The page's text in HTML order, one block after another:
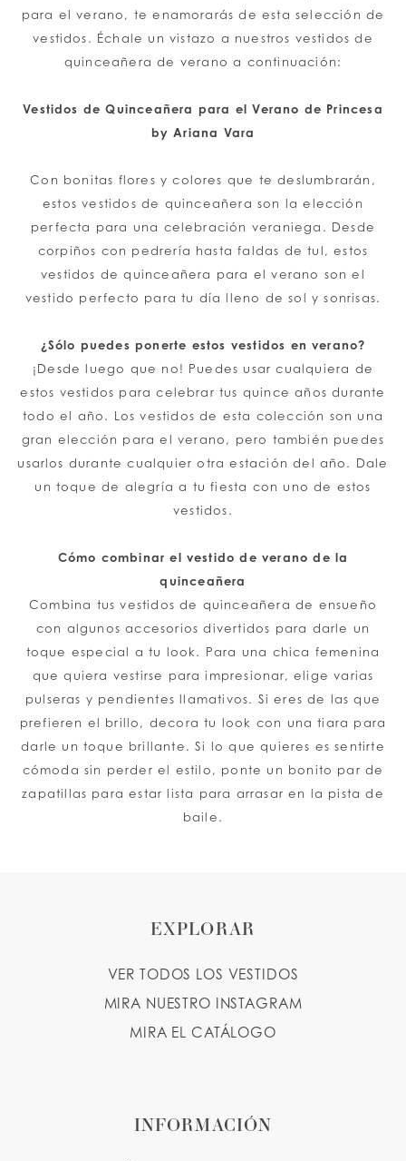
para el verano, te enamorarás de esta selección de
vestidos. Échale un vistazo a nuestros vestidos de
quinceañera de verano a continuación:
Vestidos de Quinceañera para el Verano de Princesa
by Ariana Vara
Con bonitas flores y colores que te deslumbrarán,
estos vestidos de quinceañera son la elección
perfecta para una celebración veraniega. Desde
corpiños con pedrería hasta faldas de tul, estos
vestidos de quinceañera para el verano son el
vestido perfecto para tu día lleno de sol y sonrisas.
¿Sólo puedes ponerte estos vestidos en verano?
¡Desde luego que no! Puedes usar cualquiera de
estos vestidos para celebrar tus quince años durante
todo el año. Los vestidos de esta colección son una
gran elección para el verano, pero también puedes
usarlos durante cualquier otra estación del año. Dale
un toque de alegría a tu fiesta con uno de estos
vestidos.
Cómo combinar el vestido de verano de la
quinceañera
Combina tus vestidos de quinceañera de ensueño
con algunos accesorios divertidos para darle un
toque especial a tu look. Para una chica femenina
que quiera vestirse para impresionar, elige varias
pulseras y pendientes llamativos. Si eres de las que
prefieren el brillo, decora tu look con una tiara para
darle un toque brillante. Si lo que quieres es sentirte
cómoda sin perder el estilo, ponte un bonito par de
zapatillas para estar lista para arrasar en la pista de
baile.
EXPLORAR
VER TODOS LOS VESTIDOS
MIRA NUESTRO INSTAGRAM
MIRA EL CATÁLOGO
INFORMACIÓN